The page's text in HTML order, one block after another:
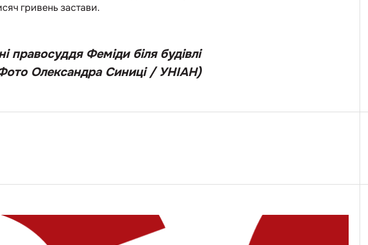
гривень застави.
правосуддя Феміди біля будівлі
Олександра Синиці / УНІАН)